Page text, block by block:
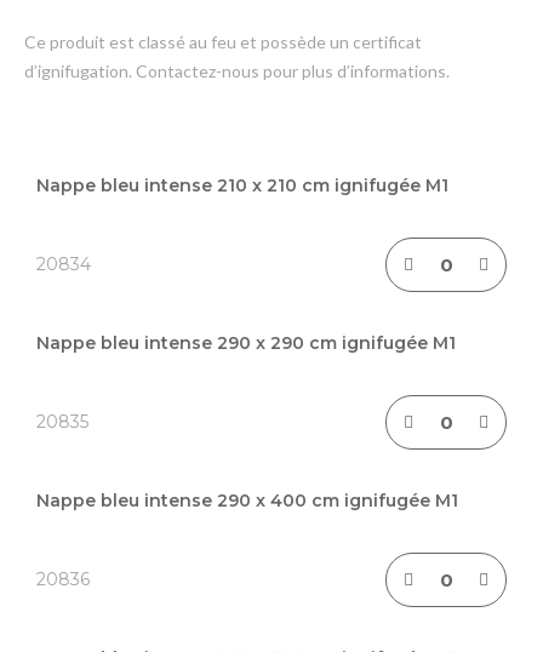
Ce produit est classé au feu et possède un certificat
d’ignifugation. Contactez-nous pour plus d’informations.
duNappe bleu intense 210 x 210 cm ignifugée M1
20834
Nappe bleu intense 290 x 290 cm ignifugée M1
20835
Nappe bleu intense 290 x 400 cm ignifugée M1
20836